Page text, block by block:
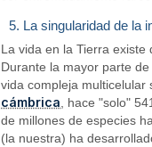
5. La singularidad de la
La vida en la Tierra existe
Durante la mayor parte
vida compleja multicelular
cámbrica , hace "solo"
de millones de especies
(la nuestra) ha